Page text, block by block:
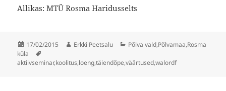
Allikas: MTÜ Rosma Haridusselts
Postitatud
17/02/2015 Autor
Erkki Peetsalu Rubriigid
Põlva vald,Põlvamaa,Rosma
küla
aktiivseminar,koolitus,loeng,täiendõpe,väärtused,walordf